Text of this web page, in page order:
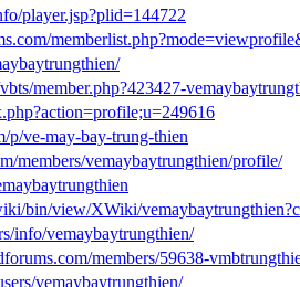
player.jsp?plid=144722
member.php?423427-
p/ve-may-bay-trung-thien
members/vemaybaytrungthien/profile/
bin/view/XWiki/
info/vemaybaytrungthien/
members/59638-
vemaybaytrungthien/